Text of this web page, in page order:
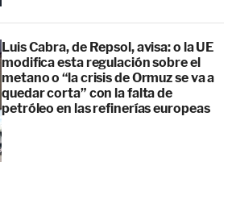
Luis Cabra, de Repsol, avisa: o la UE
modifica esta regulación sobre el
metano o “la crisis de Ormuz se va a
quedar corta” con la falta de
petróleo en las refinerías europeas